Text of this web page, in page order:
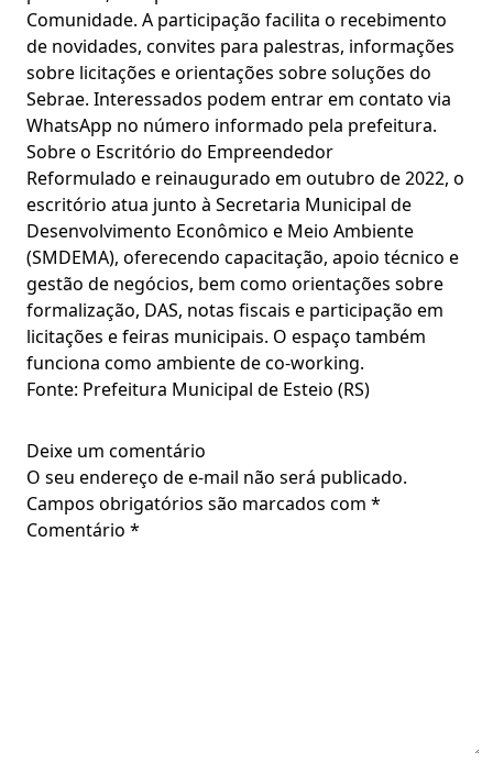
Comunidade. A participação facilita o recebimento
de novidades, convites para palestras, informações
sobre licitações e orientações sobre soluções do
Sebrae. Interessados podem entrar em contato via
WhatsApp no número informado pela prefeitura.
Sobre o Escritório do Empreendedor
Reformulado e reinaugurado em outubro de 2022, o
escritório atua junto à Secretaria Municipal de
Desenvolvimento Econômico e Meio Ambiente
(SMDEMA), oferecendo capacitação, apoio técnico e
gestão de negócios, bem como orientações sobre
formalização, DAS, notas fiscais e participação em
licitações e feiras municipais. O espaço também
funciona como ambiente de co-working.
Fonte: Prefeitura Municipal de Esteio (RS)
Deixe um comentário
O seu endereço de e-mail não será publicado.
Campos obrigatórios são marcados com *
Comentário *